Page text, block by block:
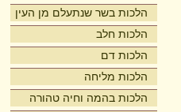
הלכות בשר שנתעלם מן העין
הלכות חלב
הלכות דם
הלכות מליחה
הלכות בהמה וחיה טהורה